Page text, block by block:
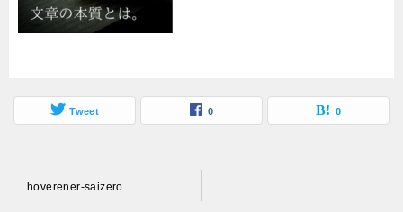
Tweet 0 0
hoverener-saizero